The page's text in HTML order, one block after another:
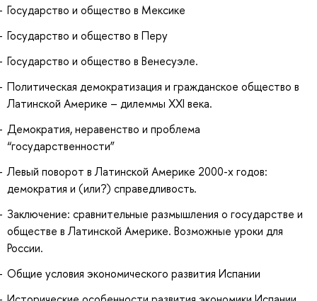
Государство и общество в Мексике
Государство и общество в Перу
Государство и общество в Венесуэле.
Политическая демократизация и гражданское общество в
Латинской Америке – дилеммы ХХI века.
Демократия, неравенство и проблема
“государственности”
Левый поворот в Латинской Америке 2000-х годов:
демократия и (или?) справедливость.
Заключение: сравнительные размышления о государстве и
обществе в Латинской Америке. Возможные уроки для
России.
Общие условия экономического развития Испании